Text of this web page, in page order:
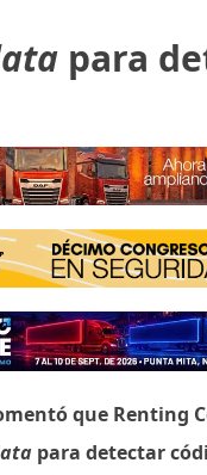
para
que Renting
para detectar